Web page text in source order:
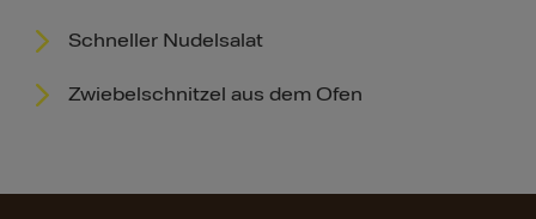
Schneller Nudelsalat
Zwiebelschnitzel aus dem Ofen